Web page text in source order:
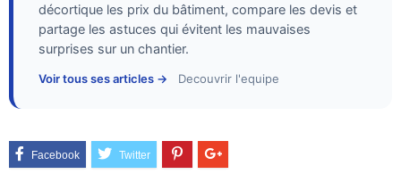
décortique les prix du bâtiment, compare les devis et
partage les astuces qui évitent les mauvaises
surprises sur un chantier.
Voir tous ses articles → Decouvrir l'equipe